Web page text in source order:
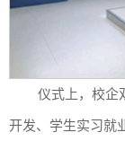
仪式上，校企
开发、学生实习就